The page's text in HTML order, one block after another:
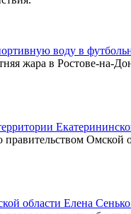
воду в
жара в Ростове-на-
правительством
области Елена